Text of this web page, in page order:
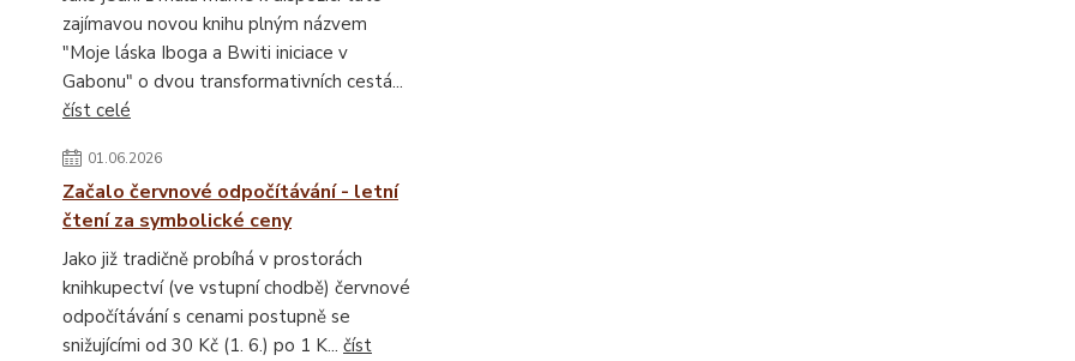
zajímavou novou knihu plným názvem
"Moje láska Iboga a Bwiti iniciace v
Gabonu" o dvou transformativních cestá...
číst celé
01.06.2026
Začalo červnové odpočítávání - letní
čtení za symbolické ceny
Jako již tradičně probíhá v prostorách
knihkupectví (ve vstupní chodbě) červnové
odpočítávání s cenami postupně se
snižujícími od 30 Kč (1. 6.) po 1 K... číst